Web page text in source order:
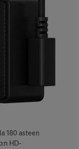
180 asteen
HD-